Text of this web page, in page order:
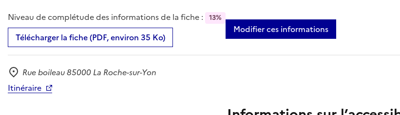
Niveau de complétude des informations de la fiche : 13%
Télécharger la fiche (PDF, environ 35 Ko)
Modifier ces informations
Adresse
Rue boileau 85000 La Roche-sur-Yon
Itinéraire